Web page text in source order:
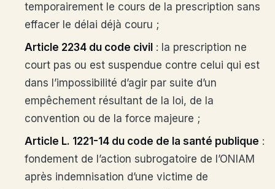
temporairement le cours de la prescription sans
effacer le délai déjà couru ;
Article 2234 du code civil : la prescription ne
court pas ou est suspendue contre celui qui est
dans l’impossibilité d’agir par suite d’un
empêchement résultant de la loi, de la
convention ou de la force majeure ;
Article L. 1221-14 du code de la santé publique :
fondement de l’action subrogatoire de l’ONIAM
après indemnisation d’une victime de